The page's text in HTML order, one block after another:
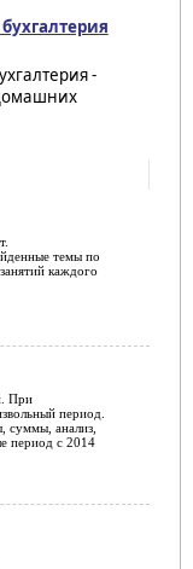
-
темы по
каждого
При
период.
суммы, анализ,
период с 2014